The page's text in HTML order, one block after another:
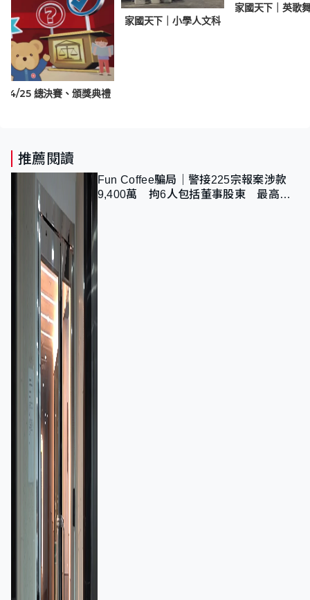
24/25 總決賽、頒獎典禮
家國天下｜小學人文科
家國天下｜英歌
推薦閱讀
Fun Coffee騙局｜警接225宗報案涉款
9,400萬 拘6人包括董事股東 最高金